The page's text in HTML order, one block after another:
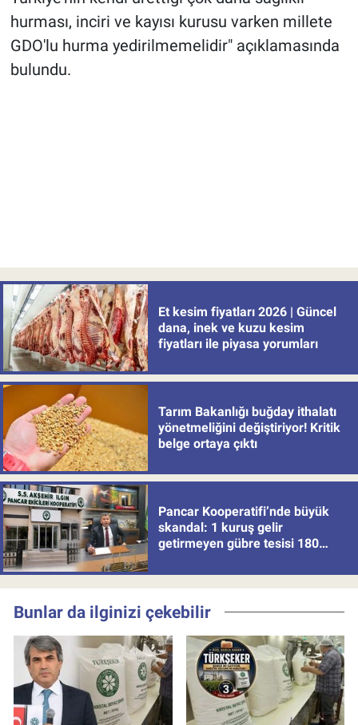
hurması, inciri ve kayısı kurusu varken millete
GDO'lu hurma yedirilmemelidir" açıklamasında
bulundu.
Et kesim fiyatları 2026 | Güncel
dana, inek ve kuzu kesim
fiyatları ile piyasa yorumları
Tarım Bakanlığı buğday ithalatı
yönetmeliğini değiştiriyor! Kritik
belge ortaya çıktı
Pancar Kooperatifi’nde büyük
skandal: 1 kuruş gelir
getirmeyen gübre tesisi 180
Bunlar da ilginizi çekebilir